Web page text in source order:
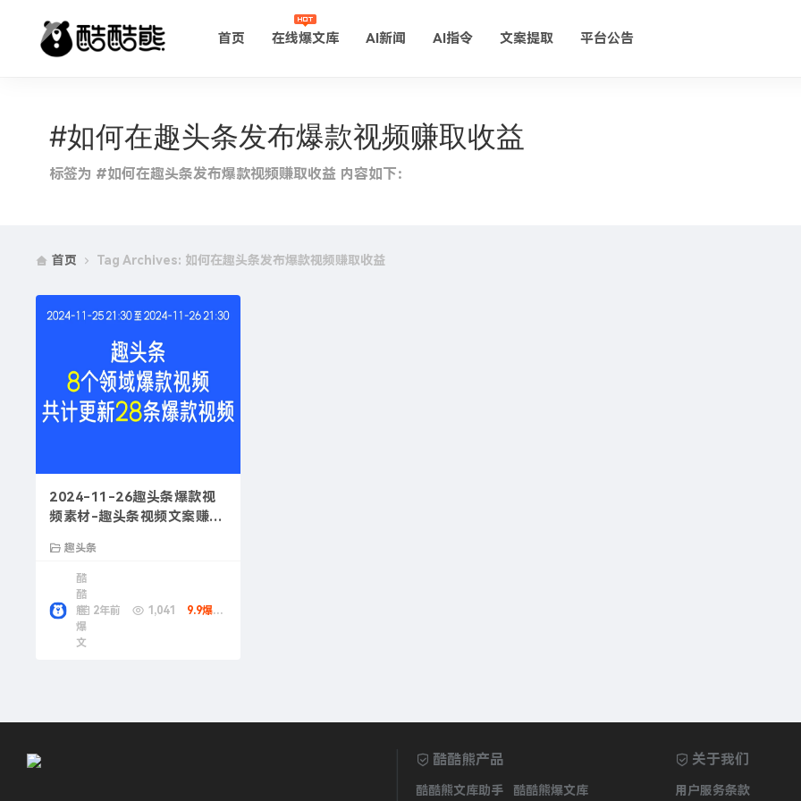
首页 在线爆文库 AI新闻 AI指令 文案提取 平台公告
#如何在趣头条发布爆款视频赚取收益
标签为 #如何在趣头条发布爆款视频赚取收益 内容如下：
首页 Tag Archives: 如何在趣头条发布爆款视频赚取收益
2024-11-26趣头条爆款视
频素材-趣头条视频文案赚钱
趣头条
酷
酷
熊
爆
文
2年前 1,041 9.9爆款币
酷酷熊产品
酷酷熊文库助手 酷酷熊爆文库
关于我们
用户服务条款